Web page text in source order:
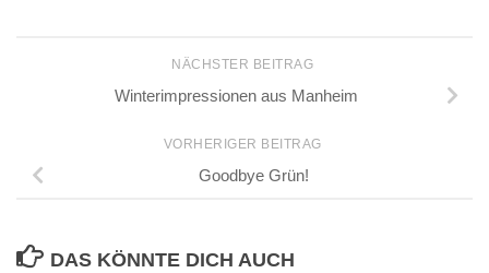
NÄCHSTER BEITRAG
Winterimpressionen aus Manheim
VORHERIGER BEITRAG
Goodbye Grün!
DAS KÖNNTE DICH AUCH